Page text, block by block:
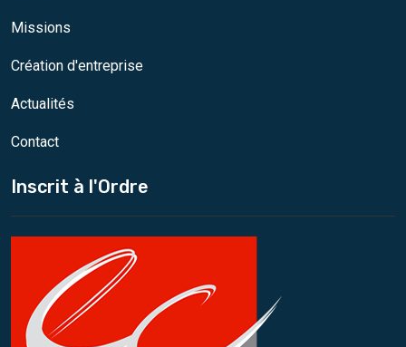
Missions
Création d'entreprise
Actualités
Contact
Inscrit à l'Ordre